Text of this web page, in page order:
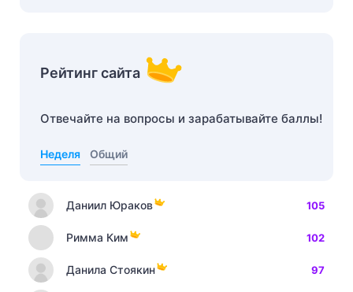
Рейтинг сайта
Отвечайте на вопросы и зарабатывайте баллы!
Неделя Общий
Даниил Юраков 105
Римма Ким 102
Данила Стоякин 97